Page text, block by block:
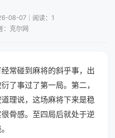
08-07｜阅读：1
：克尔网
常碰到麻将的斜乎事，出
了事过了第一局。第二，
理说，这场麻将下来是稳
骨感。至四局后就处于逆